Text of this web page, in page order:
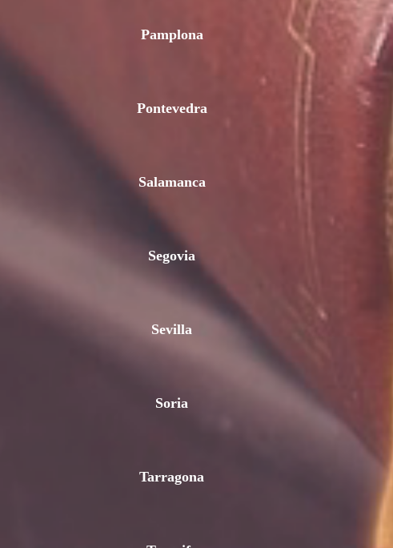
Pamplona
Pontevedra
Salamanca
Segovia
Sevilla
Soria
Tarragona